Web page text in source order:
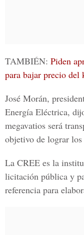
TAMBIÉN: Piden
para bajar precio del
José Morán,
Energía Eléctrica,
megavatios será
objetivo de lograr
La CREE es la
licitación pública y
referencia para